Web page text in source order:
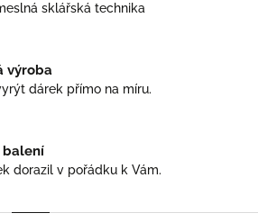
sklářská technika
výroba
dárek přímo na míru.
balení
dorazil v pořádku k Vám.